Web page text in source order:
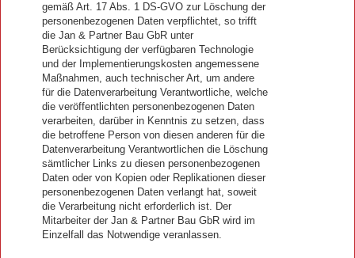
gemäß Art. 17 Abs. 1 DS-GVO zur Löschung der
personenbezogenen Daten verpflichtet, so trifft
die Jan & Partner Bau GbR unter
Berücksichtigung der verfügbaren Technologie
und der Implementierungskosten angemessene
Maßnahmen, auch technischer Art, um andere
für die Datenverarbeitung Verantwortliche, welche
die veröffentlichten personenbezogenen Daten
verarbeiten, darüber in Kenntnis zu setzen, dass
die betroffene Person von diesen anderen für die
Datenverarbeitung Verantwortlichen die Löschung
sämtlicher Links zu diesen personenbezogenen
Daten oder von Kopien oder Replikationen dieser
personenbezogenen Daten verlangt hat, soweit
die Verarbeitung nicht erforderlich ist. Der
Mitarbeiter der Jan & Partner Bau GbR wird im
Einzelfall das Notwendige veranlassen.